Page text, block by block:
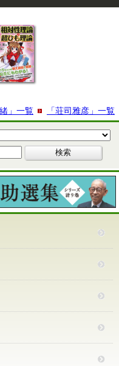
「荘司雅彦」一覧
」一覧